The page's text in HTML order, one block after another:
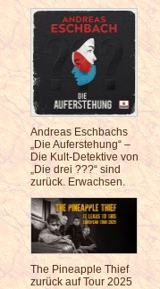
Andreas Eschbachs
„Die Auferstehung“ –
Die Kult-Detektive von
„Die drei ???“ sind
zurück. Erwachsen.
The Pineapple Thief
zurück auf Tour 2025